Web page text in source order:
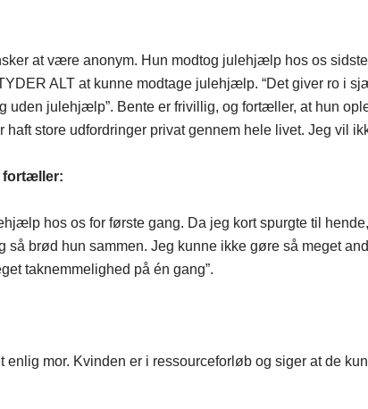
at være anonym. Hun modtog julehjælp hos os
ALT at kunne modtage julehjælp. “Det giver ro i
uden julehjælp”. Bente er frivillig, og fortæller, at hun
store udfordringer privat gennem hele livet. Jeg vil
fortæller:
hos os for første gang. Da jeg kort spurgte til
så brød hun sammen. Jeg kunne ikke gøre så meget
taknemmelighed på én gang”.
mor. Kvinden er i ressourceforløb og siger at de